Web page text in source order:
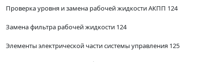
Проверка уровня и замена рабочей жидкости АКПП 124
Замена фильтра рабочей жидкости 124
Элементы электрической части системы управления 125